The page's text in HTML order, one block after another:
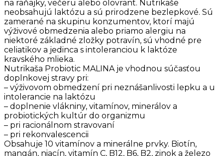
na raňajky, večeru alebo olovrant. Nutrikaše
neobsahujú laktózu a sú prirodzene bezlepkové. Sú
zamerané na skupinu konzumentov, ktorí majú
výživové obmedzenia alebo priamo alergiu na
niektoré základné zložky potravín, sú vhodné pre
celiatikov a jedinca s intoleranciou k laktóze
kravského mlieka.
Nutrikaša Probiotic MALINA je vhodnou súčasťou
doplnkovej stravy pri:
– výživovom obmedzení pri neznášanlivosti lepku a u
intolerancie na laktózu
– doplnenie vlákniny, vitamínov, minerálov a
probiotických kultúr do organizmu
– pri racionálnom stravovaní
– pri rekonvalescencii
Obsahuje 10 vitamínov a minerálne prvky. Biotín,
mangán, niacín, vitamín C, B12, B6, B2, zinok a železo